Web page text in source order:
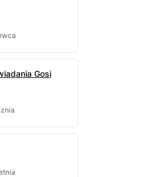
Gosi